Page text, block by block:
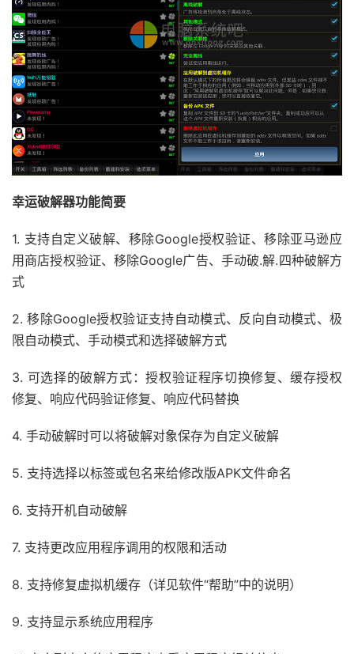
幸运破解器功能简要
1. 支持自定义破解、移除Google授权验证、移除亚马逊应
用商店授权验证、移除Google广告、手动破.解.四种破解方
式
2. 移除Google授权验证支持自动模式、反向自动模式、极
限自动模式、手动模式和选择破解方式
3. 可选择的破解方式：授权验证程序切换修复、缓存授权
修复、响应代码验证修复、响应代码替换
4. 手动破解时可以将破解对象保存为自定义破解
5. 支持选择以标签或包名来给修改版APK文件命名
6. 支持开机自动破解
7. 支持更改应用程序调用的权限和活动
8. 支持修复虚拟机缓存（详见软件“帮助”中的说明）
9. 支持显示系统应用程序